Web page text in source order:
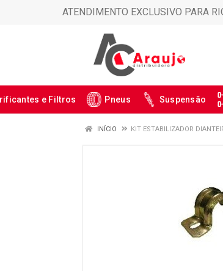
ATENDIMENTO EXCLUSIVO PARA
e Filtros Pneus Suspensão
INÍCIO KIT ESTABILIZADOR